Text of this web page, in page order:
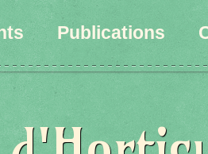
Publications